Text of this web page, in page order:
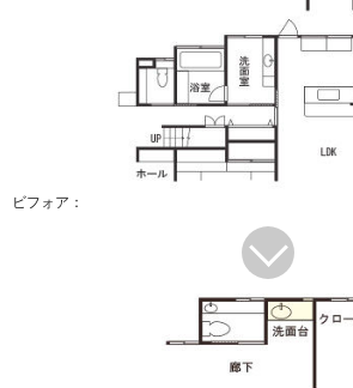
ビフォア：